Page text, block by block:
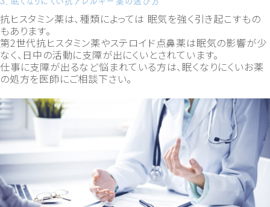
抗ヒスタミン薬は、種類によっては 眠気を強く引き起こすもの
もあります。
第2世代抗ヒスタミン薬やステロイド点鼻薬は眠気の影響が少
なく、日中の活動に支障が出にくいとされています。
仕事に支障が出るなど悩まれている方は、眠くなりにくいお薬
の処方を医師にご相談下さい。